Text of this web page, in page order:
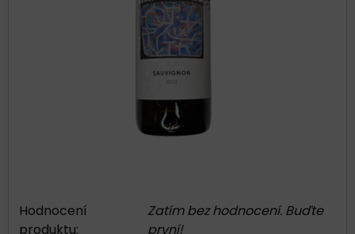
Hodnocení
produktu:
Zatím bez hodnocení. Buďte
první!